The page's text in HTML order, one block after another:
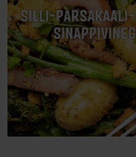
SILLI-